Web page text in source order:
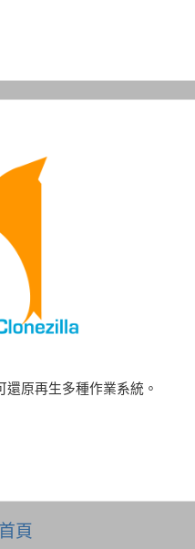
還原再生多種作業系統。
首頁